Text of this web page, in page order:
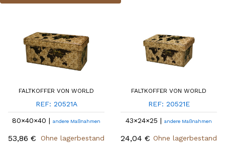
FALTKOFFER VON WORLD
REF: 20521A
80×40×40 | andere Maßnahmen
53,86 € Ohne lagerbestand
FALTKOFFER VON WORLD
REF: 20521E
43×24×25 | andere Maßnahmen
24,04 € Ohne lagerbestand